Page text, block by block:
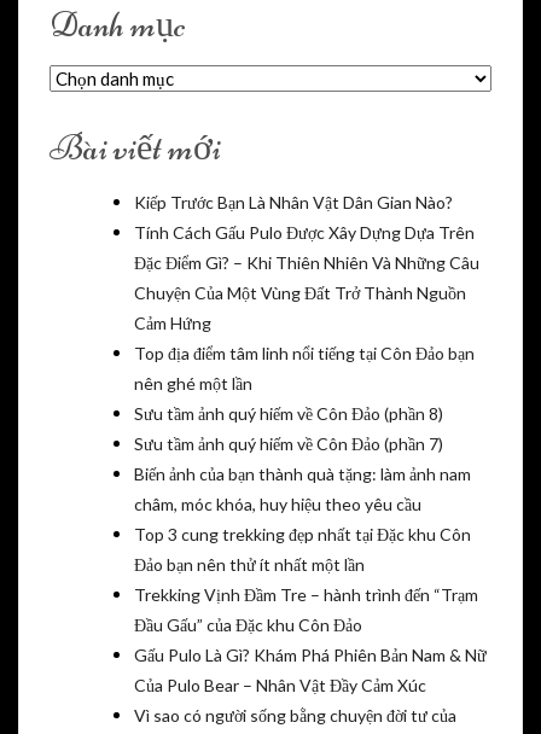
Danh mục
Danh
Bài viết mới
Kiếp Trước Bạn Là Nhân Vật Dân Gian Nào?
Tính Cách Gấu Pulo Được Xây Dựng Dựa Trên
Đặc Điểm Gì? – Khi Thiên Nhiên Và Những Câu
Chuyện Của Một Vùng Đất Trở Thành Nguồn
Cảm Hứng
Top địa điểm tâm linh nổi tiếng tại Côn Đảo bạn
nên ghé một lần
Sưu tầm ảnh quý hiếm về Côn Đảo (phần 8)
Sưu tầm ảnh quý hiếm về Côn Đảo (phần 7)
Biến ảnh của bạn thành quà tặng: làm ảnh nam
châm, móc khóa, huy hiệu theo yêu cầu
Top 3 cung trekking đẹp nhất tại Đặc khu Côn
Đảo bạn nên thử ít nhất một lần
Trekking Vịnh Đầm Tre – hành trình đến “Trạm
Đầu Gấu” của Đặc khu Côn Đảo
Gấu Pulo Là Gì? Khám Phá Phiên Bản Nam & Nữ
Của Pulo Bear – Nhân Vật Đầy Cảm Xúc
Vì sao có người sống bằng chuyện đời tư của